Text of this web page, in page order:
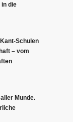
in die
Schulen
– vom
Munde.